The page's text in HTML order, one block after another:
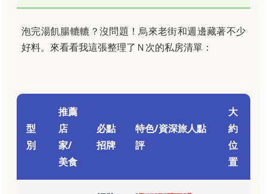
泡完湯飢腸轆轆？沒問題！烏來老街和週邊藏著不少
好料。來看看我這張整理了Ｎ次的私房清單：
型
別
推薦
店
家/
美食
必點
招牌
特色/資深旅人點
評
大
約
位
置